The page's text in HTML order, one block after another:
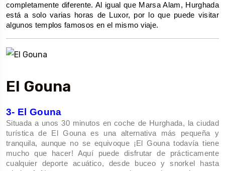
completamente diferente. Al igual que Marsa Alam, Hurghada
está a solo varias horas de Luxor, por lo que puede visitar
algunos templos famosos en el mismo viaje.
El Gouna
3- El Gouna
Situada a unos 30 minutos en coche de Hurghada, la ciudad
turística de El Gouna es una alternativa más pequeña y
tranquila, aunque no se equivoque ¡El Gouna todavía tiene
mucho que hacer! Aquí puede disfrutar de prácticamente
cualquier deporte acuático, desde buceo y snorkel hasta